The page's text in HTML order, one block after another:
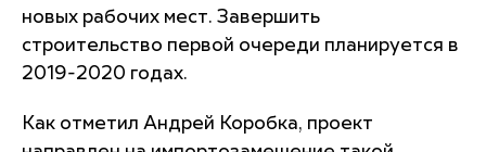
новых рабочих мест. Завершить
строительство первой очереди планируется в
2019-2020 годах.
Как отметил Андрей Коробка, проект